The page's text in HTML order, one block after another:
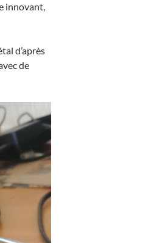
innovant,
d’après
de